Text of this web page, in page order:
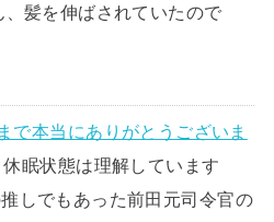
、髪を伸ばされていたので
で本当にありがとうございま
眠状態は理解しています
しでもあった前田元司令官の